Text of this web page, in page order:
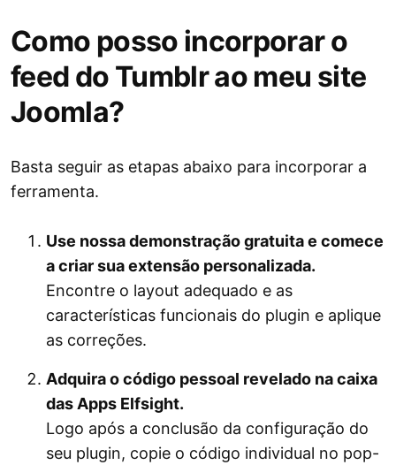
Como posso incorporar o
feed do Tumblr ao meu site
Joomla?
Basta seguir as etapas abaixo para incorporar a
ferramenta.
Use nossa demonstração gratuita e comece
a criar sua extensão personalizada.
Encontre o layout adequado e as
características funcionais do plugin e aplique
as correções.
Adquira o código pessoal revelado na caixa
das Apps Elfsight.
Logo após a conclusão da configuração do
seu plugin, copie o código individual no pop-